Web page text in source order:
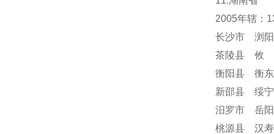
2005年辖：
长沙市 浏
茶陵县 攸
衡阳县 衡
新邵县 绥
汨罗市 岳
桃源县 汉